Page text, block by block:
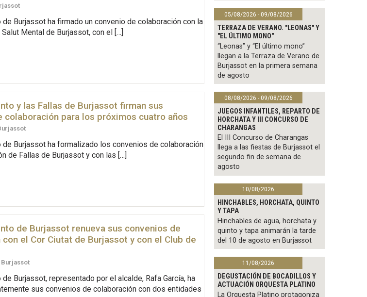
de Burjassot ha firmado un convenio de colaboración con la
Mental de Burjassot, con el […]
y las Fallas de Burjassot firman sus
colaboración para los próximos cuatro años
de Burjassot ha formalizado los convenios de colaboración
de Fallas de Burjassot y con las […]
de Burjassot renueva sus convenios de
el Cor Ciutat de Burjassot y con el Club de
Burjassot
de Burjassot, representado por el alcalde, Rafa García, ha
sus convenios de colaboración con dos entidades
05/08/2026 - 09/08/2026
TERRAZA DE VERANO. "LEONAS" Y
"EL ÚLTIMO MONO"
“Leonas” y “El último mono”
llegan a la Terraza de Verano de
Burjassot en la primera semana
de agosto
08/08/2026 - 09/08/2026
JUEGOS INFANTILES, REPARTO DE
HORCHATA Y III CONCURSO DE
CHARANGAS
El III Concurso de Charangas
llega a las fiestas de Burjassot el
segundo fin de semana de
agosto
10/08/2026
HINCHABLES, HORCHATA, QUINTO
Y TAPA
Hinchables de agua, horchata y
quinto y tapa animarán la tarde
del 10 de agosto en Burjassot
11/08/2026
DEGUSTACIÓN DE BOCADILLOS Y
ACTUACIÓN ORQUESTA PLATINO
La Orquesta Platino protagoniza